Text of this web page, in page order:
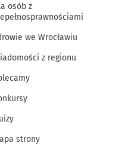
osób z
we Wrocławiu
z regionu
strony